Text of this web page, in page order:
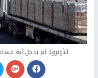
الأونروا: لم تدخل أية مساعدات